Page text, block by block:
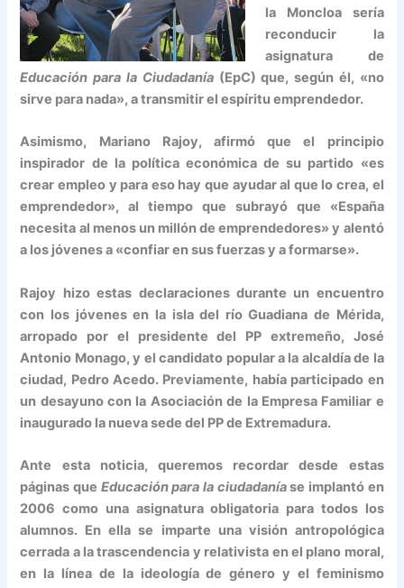
la Moncloa sería
reconducir la
asignatura de
Educación para la Ciudadanía(EpC) que, según él, «no
sirve para nada», a transmitir el espíritu emprendedor.
Asimismo, Mariano Rajoy, afirmó que el principio
inspirador de la política económica de su partido «es
crear empleo y para eso hay que ayudar al que lo crea, el
emprendedor», al tiempo que subrayó que «España
necesita al menos un millón de emprendedores» y alentó
a los jóvenes a «confiar en sus fuerzas y a formarse».
Rajoy hizo estas declaraciones durante un encuentro
con los jóvenes en la isla del río Guadiana de Mérida,
arropado por el presidente del PP extremeño, José
Antonio Monago, y el candidato popular a la alcaldía de la
ciudad, Pedro Acedo. Previamente, había participado en
un desayuno con la Asociación de la Empresa Familiar e
inaugurado la nueva sede del PP de Extremadura.
Ante esta noticia, queremos recordar desde estas
páginas que Educación para la ciudadaníase implantó en
2006 como una asignatura obligatoria para todos los
alumnos. En ella se imparte una visión antropológica
cerrada a la trascendencia y relativista en el plano moral,
en la línea de la ideología de género y el feminismo